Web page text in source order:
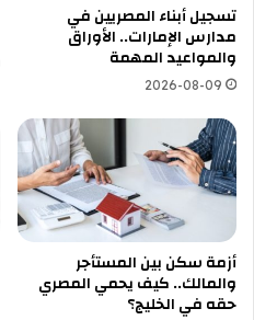
تسجيل أبناء المصريين في
مدارس الإمارات.. الأوراق
والمواعيد المهمة
2026-08-09
أزمة سكن بين المستأجر
والمالك.. كيف يحمي المصري
حقه في الخليج؟